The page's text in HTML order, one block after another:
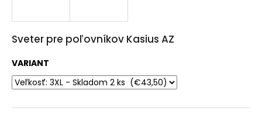
Sveter pre poľovníkov Kasius AZ
VARIANT
O
d
p
o
r
č